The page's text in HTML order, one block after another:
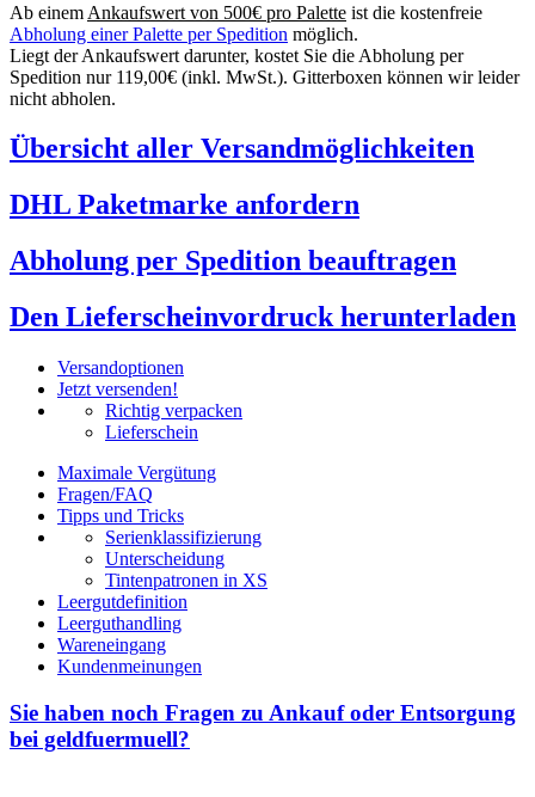
Ab einem Ankaufswert von 500€ pro Palette ist die kostenfreie
Abholung einer Palette per Spedition möglich.
Liegt der Ankaufswert darunter, kostet Sie die Abholung per
Spedition nur 119,00€ (inkl. MwSt.). Gitterboxen können wir leider
nicht abholen.
Übersicht aller Versandmöglichkeiten
DHL Paketmarke anfordern
Abholung per Spedition beauftragen
Den Lieferscheinvordruck herunterladen
Versandoptionen
Jetzt versenden!
Richtig verpacken
Lieferschein
Maximale Vergütung
Fragen/FAQ
Tipps und Tricks
Serienklassifizierung
Unterscheidung
Tintenpatronen in XS
Leergutdefinition
Leerguthandling
Wareneingang
Kundenmeinungen
Sie haben noch Fragen zu Ankauf oder Entsorgung
bei geldfuermuell?